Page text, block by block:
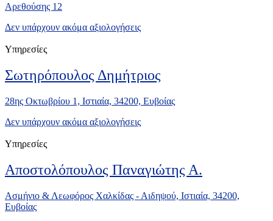
Αρεθούσης 12
Δεν υπάρχουν ακόμα αξιολογήσεις
Υπηρεσίες
Σωτηρόπουλος Δημήτριος
28ης Οκτωβρίου 1, Ιστιαία, 34200, Ευβοίας
Δεν υπάρχουν ακόμα αξιολογήσεις
Υπηρεσίες
Αποστολόπουλος Παναγιώτης Α.
Ασμήνιο & Λεωφόρος Χαλκίδας - Αιδηψού, Ιστιαία, 34200,
Ευβοίας